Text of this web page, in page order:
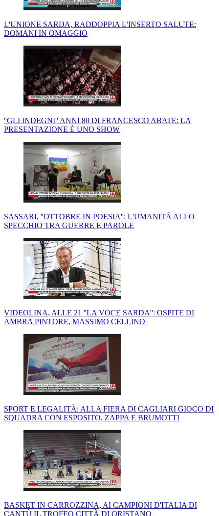
L'UNIONE SARDA, RADDOPPIA L'INSERTO SALUTE:
DOMANI IN OMAGGIO
''GLI INDEGNI'' ANNI 80 DI FRANCESCO ABATE: LA
PRESENTAZIONE È UNO SHOW
SASSARI, ''OTTOBRE IN POESIA'': L'UMANITÂ ALLO
SPECCHIO TRA GUERRE E PAROLE
VIDEOLINA, ALLE 21 ''LA VOCE SARDA'': OSPITE DI
AMBRA PINTORE, MASSIMO CELLINO
SPORT E LEGALITÀ: ALLA FIERA DI CAGLIARI GIOCO DI
SQUADRA CON ESPOSITO, ZAPPA E BRUMOTTI
BASKET IN CARROZZINA, AI CAMPIONI D'ITALIA DI
CANTÙ IL TROFEO CITTÀ DI ORISTANO